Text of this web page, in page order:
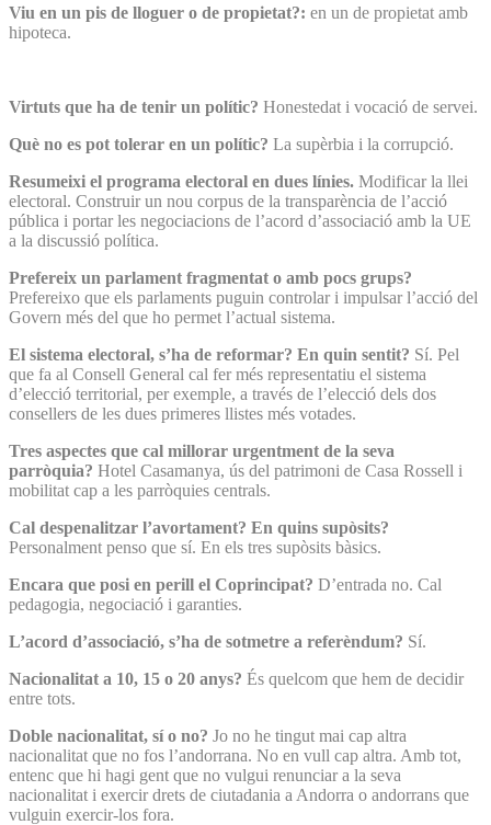
Viu en un pis de lloguer o de propietat?: en un de propietat amb
hipoteca.
Virtuts que ha de tenir un polític? Honestedat i vocació de servei.
Què no es pot tolerar en un polític? La supèrbia i la corrupció.
Resumeixi el programa electoral en dues línies. Modificar la llei
electoral. Construir un nou corpus de la transparència de l’acció
pública i portar les negociacions de l’acord d’associació amb la UE
a la discussió política.
Prefereix un parlament fragmentat o amb pocs grups?
Prefereixo que els parlaments puguin controlar i impulsar l’acció del
Govern més del que ho permet l’actual sistema.
El sistema electoral, s’ha de reformar? En quin sentit? Sí. Pel
que fa al Consell General cal fer més representatiu el sistema
d’elecció territorial, per exemple, a través de l’elecció dels dos
consellers de les dues primeres llistes més votades.
Tres aspectes que cal millorar urgentment de la seva
parròquia? Hotel Casamanya, ús del patrimoni de Casa Rossell i
mobilitat cap a les parròquies centrals.
Cal despenalitzar l’avortament? En quins supòsits?
Personalment penso que sí. En els tres supòsits bàsics.
Encara que posi en perill el Coprincipat? D’entrada no. Cal
pedagogia, negociació i garanties.
L’acord d’associació, s’ha de sotmetre a referèndum? Sí.
Nacionalitat a 10, 15 o 20 anys? És quelcom que hem de decidir
entre tots.
Doble nacionalitat, sí o no? Jo no he tingut mai cap altra
nacionalitat que no fos l’andorrana. No en vull cap altra. Amb tot,
entenc que hi hagi gent que no vulgui renunciar a la seva
nacionalitat i exercir drets de ciutadania a Andorra o andorrans que
vulguin exercir-los fora.